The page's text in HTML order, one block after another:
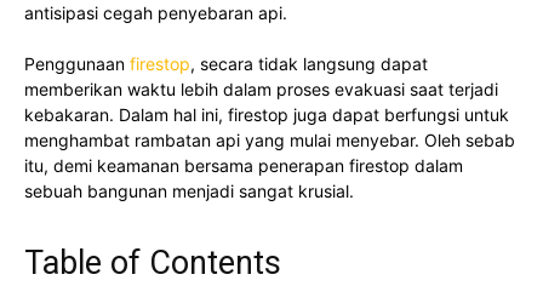
antisipasi cegah penyebaran api.
Penggunaan firestop, secara tidak langsung dapat
memberikan waktu lebih dalam proses evakuasi saat terjadi
kebakaran. Dalam hal ini, firestop juga dapat berfungsi untuk
menghambat rambatan api yang mulai menyebar. Oleh sebab
itu, demi keamanan bersama penerapan firestop dalam
sebuah bangunan menjadi sangat krusial.
Table of Contents